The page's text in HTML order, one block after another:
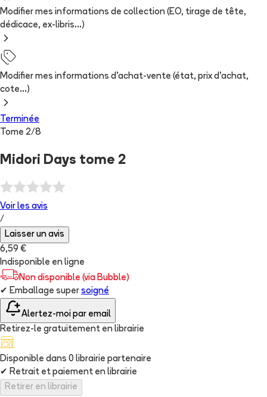
Modifier mes informations de collection (EO, tirage de tête,
dédicace, ex-libris...)
Modifier mes informations d'achat-vente (état, prix d'achat,
cote...)
Terminée
Tome 2/8
Midori Days tome 2
Voir les avis
/
Laisser un avis
6,59 €
Indisponible en ligne
Non disponible (via Bubble)
✔ Emballage super soigné
Alertez-moi par email
Retirez-le gratuitement en librairie
Disponible dans 0 librairie partenaire
✔ Retrait et paiement en librairie
Retirer en librairie